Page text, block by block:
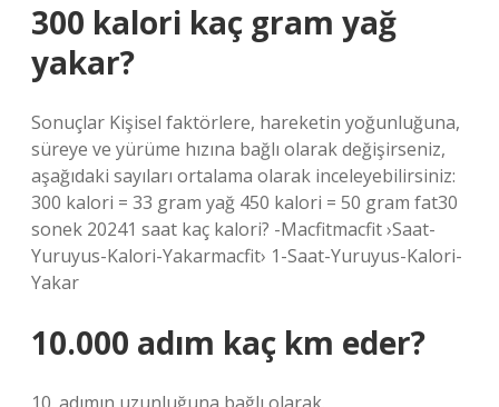
300 kalori kaç gram yağ
yakar?
Sonuçlar Kişisel faktörlere, hareketin yoğunluğuna,
süreye ve yürüme hızına bağlı olarak değişirseniz,
aşağıdaki sayıları ortalama olarak inceleyebilirsiniz:
300 kalori = 33 gram yağ 450 kalori = 50 gram fat30
sonek 20241 saat kaç kalori? -Macfitmacfit ›Saat-
Yuruyus-Kalori-Yakarmacfit› 1-Saat-Yuruyus-Kalori-
Yakar
10.000 adım kaç km eder?